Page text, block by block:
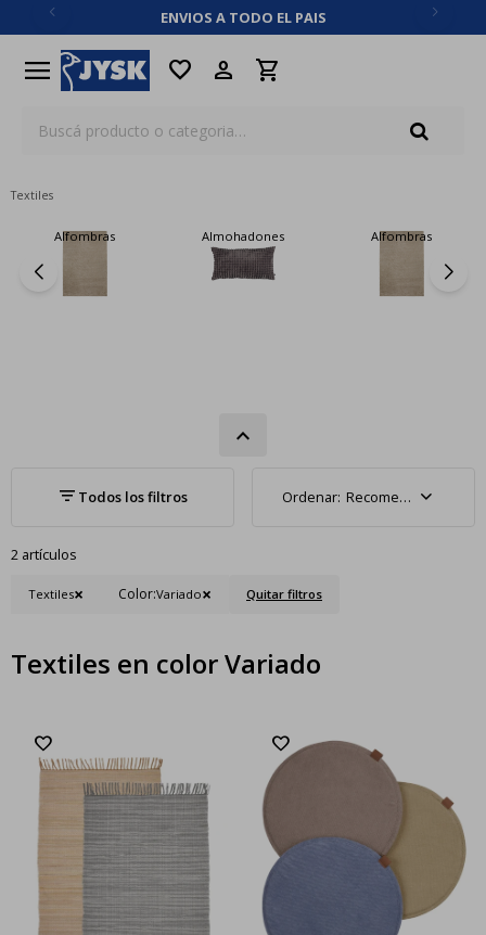
ENVIOS A TODO EL PAIS
menu favorite
Textiles
Alfombras Almohadones Alfombras
Recomendados
2 artículos
Textiles Color:Variado Quitar filtros
Textiles en color Variado
close